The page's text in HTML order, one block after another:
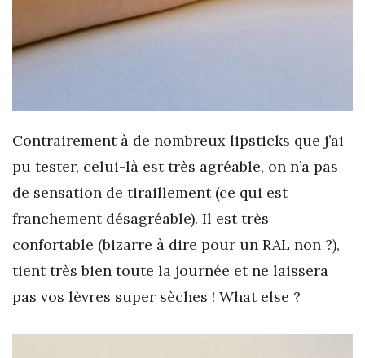
Contrairement à de nombreux lipsticks que j’ai
pu tester, celui-là est très agréable, on n’a pas
de sensation de tiraillement (ce qui est
franchement désagréable). Il est très
confortable (bizarre à dire pour un RAL non ?),
tient très bien toute la journée et ne laissera
pas vos lèvres super sèches ! What else ?